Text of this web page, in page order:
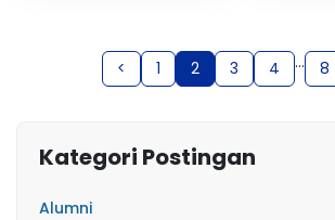
< 1 2 3 4 … 8
Kategori Postingan
Alumni